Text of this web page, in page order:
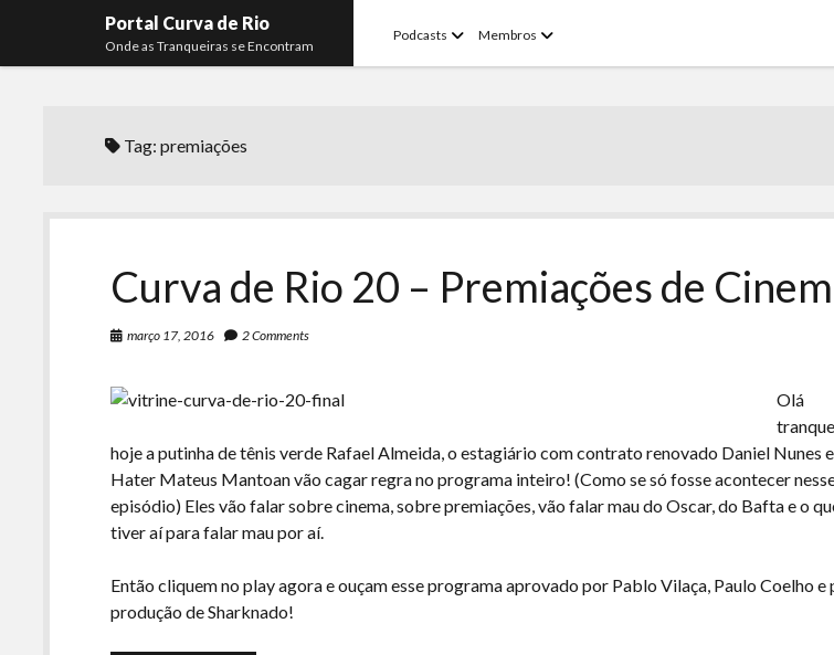
Portal Curva de Rio
Onde as Tranqueiras se Encontram
Podcasts openMembros open
Tag:premiações
Curva de Rio 20 – Premiações de
março 17, 2016 2 Comments
Olá
hoje a putinha de tênis verde Rafael Almeida, o estagiário com contrato renovado Daniel Nunes
Hater Mateus Mantoan vão cagar regra no programa inteiro! (Como se só fosse acontecer
episódio) Eles vão falar sobre cinema, sobre premiações, vão falar mau do Oscar, do Bafta e o
tiver aí para falar mau por aí.
Então cliquem no play agora e ouçam esse programa aprovado por Pablo Vilaça, Paulo Coelho e
produção de Sharknado!